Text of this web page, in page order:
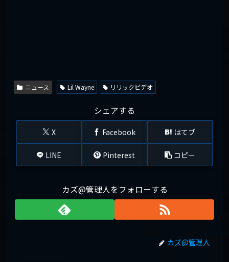
ニュース Lil Wayne リリックビデオ
シェアする
X Facebook はてブ
LINE Pinterest コピー
カズ@管理人をフォローする
カズ@管理人